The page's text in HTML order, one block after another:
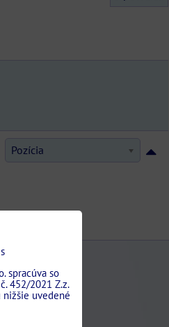
Pozícia
spracúva so
452/2021 Z.z.
uvedené